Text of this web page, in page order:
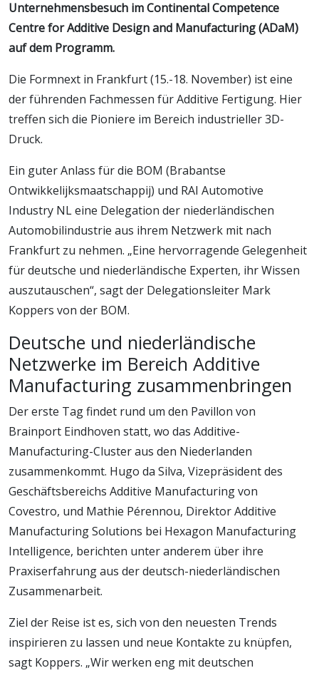
Unternehmensbesuch im Continental Competence
Centre for Additive Design and Manufacturing (ADaM)
auf dem Programm.
Die Formnext in Frankfurt (15.-18. November) ist eine
der führenden Fachmessen für Additive Fertigung. Hier
treffen sich die Pioniere im Bereich industrieller 3D-
Druck.
Ein guter Anlass für die BOM (Brabantse
Ontwikkelijksmaatschappij) und RAI Automotive
Industry NL eine Delegation der niederländischen
Automobilindustrie aus ihrem Netzwerk mit nach
Frankfurt zu nehmen. „Eine hervorragende Gelegenheit
für deutsche und niederländische Experten, ihr Wissen
auszutauschen“, sagt der Delegationsleiter Mark
Koppers von der BOM.
Deutsche und niederländische
Netzwerke im Bereich Additive
Manufacturing zusammenbringen
Der erste Tag findet rund um den Pavillon von
Brainport Eindhoven statt, wo das Additive-
Manufacturing-Cluster aus den Niederlanden
zusammenkommt. Hugo da Silva, Vizepräsident des
Geschäftsbereichs Additive Manufacturing von
Covestro, und Mathie Pérennou, Direktor Additive
Manufacturing Solutions bei Hexagon Manufacturing
Intelligence, berichten unter anderem über ihre
Praxiserfahrung aus der deutsch-niederländischen
Zusammenarbeit.
Ziel der Reise ist es, sich von den neuesten Trends
inspirieren zu lassen und neue Kontakte zu knüpfen,
sagt Koppers. „Wir werken eng mit deutschen